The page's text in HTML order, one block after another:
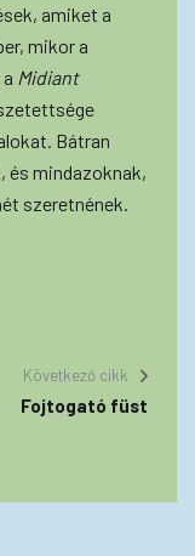
amiket a
mikor a
Midiant
Bátran
és mindazoknak,
szeretnének.
Következő cikk
Fojtogató füst